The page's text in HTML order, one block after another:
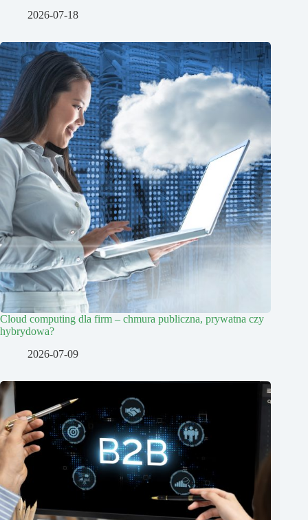
2026-07-18
Cloud computing dla firm – chmura publiczna, prywatna czy
hybrydowa?
2026-07-09